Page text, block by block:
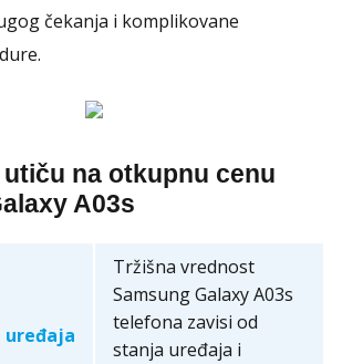
čekanja i komplikovane
na otkupnu cenu
A03s
uređaja
Tržišna vrednost
Samsung Galaxy A03s
telefona zavisi od
stanja uređaja i